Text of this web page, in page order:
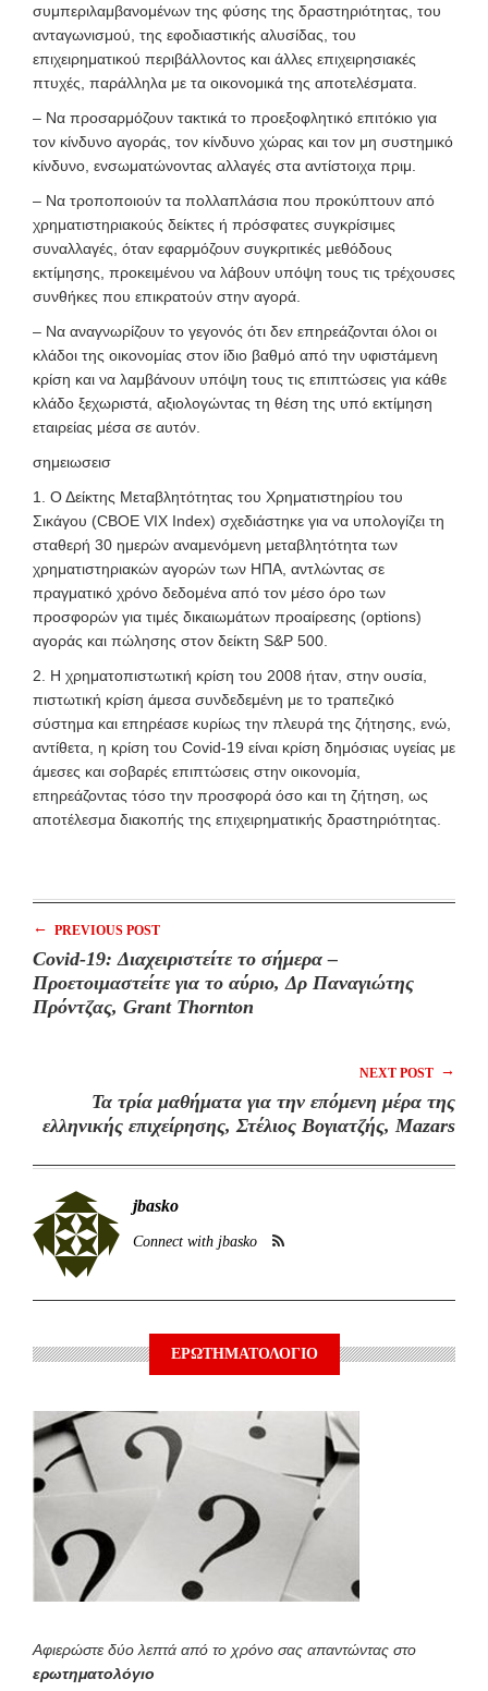
συμπεριλαμβανομένων της φύσης της δραστηριότητας, του
ανταγωνισμού, της εφοδιαστικής αλυσίδας, του
επιχειρηματικού περιβάλλοντος και άλλες επιχειρησιακές
πτυχές, παράλληλα με τα οικονομικά της αποτελέσματα.
– Να προσαρμόζουν τακτικά το προεξοφλητικό επιτόκιο για
τον κίνδυνο αγοράς, τον κίνδυνο χώρας και τον μη συστημικό
κίνδυνο, ενσωματώνοντας αλλαγές στα αντίστοιχα πριμ.
– Να τροποποιούν τα πολλαπλάσια που προκύπτουν από
χρηματιστηριακούς δείκτες ή πρόσφατες συγκρίσιμες
συναλλαγές, όταν εφαρμόζουν συγκριτικές μεθόδους
εκτίμησης, προκειμένου να λάβουν υπόψη τους τις τρέχουσες
συνθήκες που επικρατούν στην αγορά.
– Να αναγνωρίζουν το γεγονός ότι δεν επηρεάζονται όλοι οι
κλάδοι της οικονομίας στον ίδιο βαθμό από την υφιστάμενη
κρίση και να λαμβάνουν υπόψη τους τις επιπτώσεις για κάθε
κλάδο ξεχωριστά, αξιολογώντας τη θέση της υπό εκτίμηση
εταιρείας μέσα σε αυτόν.
σημειωσεισ
1. Ο Δείκτης Μεταβλητότητας του Χρηματιστηρίου του
Σικάγου (CBOE VIX Index) σχεδιάστηκε για να υπολογίζει τη
σταθερή 30 ημερών αναμενόμενη μεταβλητότητα των
χρηματιστηριακών αγορών των ΗΠΑ, αντλώντας σε
πραγματικό χρόνο δεδομένα από τον μέσο όρο των
προσφορών για τιμές δικαιωμάτων προαίρεσης (options)
αγοράς και πώλησης στον δείκτη S&P 500.
2. Η χρηματοπιστωτική κρίση του 2008 ήταν, στην ουσία,
πιστωτική κρίση άμεσα συνδεδεμένη με το τραπεζικό
σύστημα και επηρέασε κυρίως την πλευρά της ζήτησης, ενώ,
αντίθετα, η κρίση του Covid-19 είναι κρίση δημόσιας υγείας με
άμεσες και σοβαρές επιπτώσεις στην οικονομία,
επηρεάζοντας τόσο την προσφορά όσο και τη ζήτηση, ως
αποτέλεσμα διακοπής της επιχειρηματικής δραστηριότητας.
← PREVIOUS POST
Covid-19: Διαχειριστείτε το σήμερα –
Προετοιμαστείτε για το αύριο, Δρ Παναγιώτης
Πρόντζας, Grant Thornton
NEXT POST →
Τα τρία μαθήματα για την επόμενη μέρα της
ελληνικής επιχείρησης, Στέλιος Βογιατζής, Mazars
jbasko
Connect with jbasko
ΕΡΩΤΗΜΑΤΟΛΟΓΙΟ
Αφιερώστε δύο λεπτά από το χρόνο σας απαντώντας στο
ερωτηματολόγιο